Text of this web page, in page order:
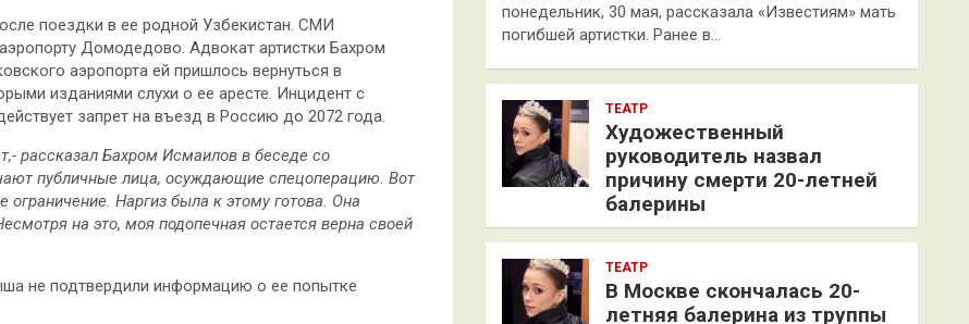
поездки в ее родной Узбекистан. СМИ
Домодедово. Адвокат артистки Бахром
аэропорта ей пришлось вернуться в
изданиями слухи о ее аресте. Инцидент с
запрет на въезд в Россию до 2072 года.
рассказал Бахром Исмаилов в беседе со
публичные лица, осуждающие спецоперацию. Вот
Наргиз была к этому готова. Она
на это, моя подопечная остается верна своей
не подтвердили информацию о ее попытке
понедельник, 30 мая, рассказала «Известиям» мать
погибшей артистки. Ранее в…
ТЕАТР
Художественный
руководитель назвал
причину смерти 20-летней
балерины
ТЕАТР
В Москве скончалась 20-
летняя балерина из труппы